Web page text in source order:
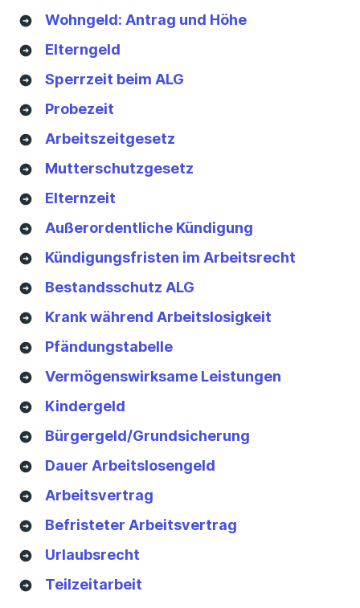
Wohngeld: Antrag und Höhe
Elterngeld
Sperrzeit beim ALG
Probezeit
Arbeitszeitgesetz
Mutterschutzgesetz
Elternzeit
Außerordentliche Kündigung
Kündigungsfristen im Arbeitsrecht
Bestandsschutz ALG
Krank während Arbeitslosigkeit
Pfändungstabelle
Vermögenswirksame Leistungen
Kindergeld
Bürgergeld/Grundsicherung
Dauer Arbeitslosengeld
Arbeitsvertrag
Befristeter Arbeitsvertrag
Urlaubsrecht
Teilzeitarbeit